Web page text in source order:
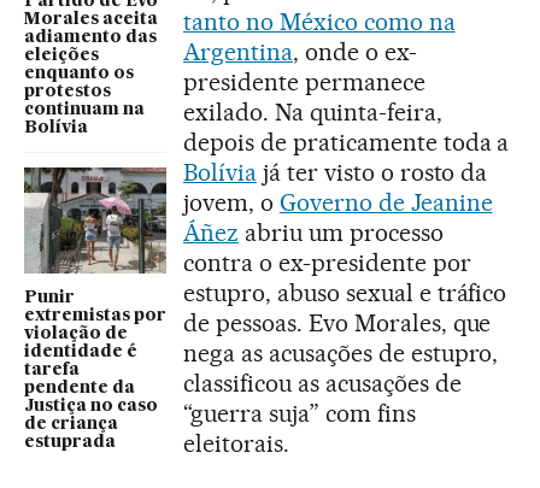
Morales aceita
adiamento das
eleições
enquanto os
protestos
continuam na
Bolívia
Punir
extremistas por
violação de
identidade é
tarefa
pendente da
Justiça no caso
de criança
estuprada
tanto no México como na
Argentina, onde o ex-
presidente permanece
exilado. Na quinta-feira,
depois de praticamente toda a
Bolíviajá ter visto o rosto da
jovem, o Governo de Jeanine
Áñez abriu um processo
contra o ex-presidente por
estupro, abuso sexual e tráfico
de pessoas. Evo Morales, que
nega as acusações de estupro,
classificou as acusações de
“guerra suja” com fins
eleitorais.